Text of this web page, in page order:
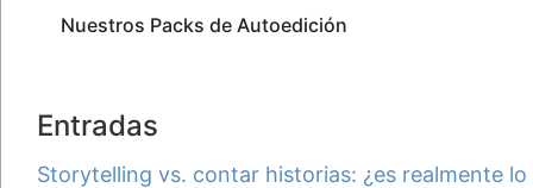
Nuestros Packs de Autoedición
Entradas
Storytelling vs. contar historias: ¿es realmente lo